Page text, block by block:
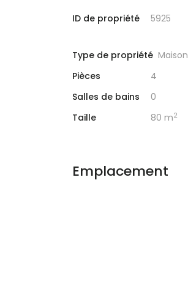
ID de propriété 5925
Type de propriété Maison
Pièces
4
Salles de bains
0
Taille
80 m2
Emplacement